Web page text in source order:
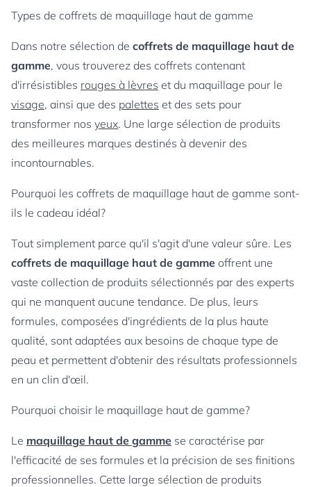
Types de coffrets de maquillage haut de gamme
Dans notre sélection de coffrets de maquillage haut de
gamme, vous trouverez des coffrets contenant
d'irrésistibles rouges à lèvres et du maquillage pour le
visage, ainsi que des palettes et des sets pour
transformer nos yeux. Une large sélection de produits
des meilleures marques destinés à devenir des
incontournables.
Pourquoi les coffrets de maquillage haut de gamme sont-
ils le cadeau idéal?
Tout simplement parce qu'il s'agit d'une valeur sûre. Les
coffrets de maquillage haut de gamme offrent une
vaste collection de produits sélectionnés par des experts
qui ne manquent aucune tendance. De plus, leurs
formules, composées d'ingrédients de la plus haute
qualité, sont adaptées aux besoins de chaque type de
peau et permettent d'obtenir des résultats professionnels
en un clin d'œil.
Pourquoi choisir le maquillage haut de gamme?
Le maquillage haut de gamme se caractérise par
l'efficacité de ses formules et la précision de ses finitions
professionnelles. Cette large sélection de produits